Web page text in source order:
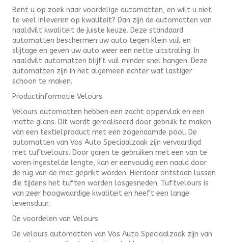
Bent u op zoek naar voordelige automatten, en wilt u niet
te veel inleveren op kwaliteit? Dan zijn de automatten van
naaldvilt kwaliteit de juiste keuze. Deze standaard
automatten beschermen uw auto tegen klein vuil en
slijtage en geven uw auto weer een nette uitstraling. In
naaldvilt automatten blijft vuil minder snel hangen. Deze
automatten zijn in het algemeen echter wat lastiger
schoon te maken.
Productinformatie Velours
Velours automatten hebben een zacht oppervlak en een
matte glans. Dit wordt gerealiseerd door gebruik te maken
van een textielproduct met een zogenaamde pool. De
automatten van Vos Auto Speciaalzaak zijn vervaardigd
met tuftvelours. Door garen te gebruiken met een van te
voren ingestelde lengte, kan er eenvoudig een naald door
de rug van de mat geprikt worden. Hierdoor ontstaan lussen
die tijdens het tuften worden losgesneden. Tuftvelours is
van zeer hoogwaardige kwaliteit en heeft een lange
levensduur.
De voordelen van Velours
De velours automatten van Vos Auto Speciaalzaak zijn van